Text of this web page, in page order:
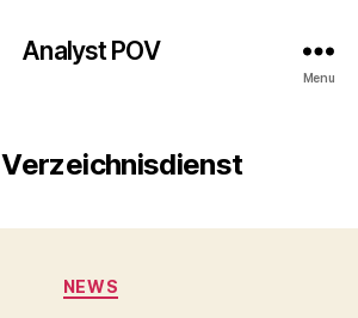
Analyst POV
Menu
Verzeichnisdienst
Categories
NEWS